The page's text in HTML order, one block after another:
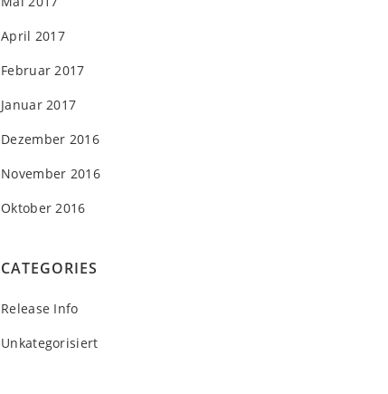
April 2017
Februar 2017
Januar 2017
Dezember 2016
November 2016
Oktober 2016
CATEGORIES
Release Info
Unkategorisiert